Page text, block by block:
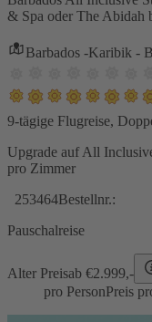
& Spa oder The Abidah
Barbados -Karibik -
9-tägige Flugreise,
Upgrade auf All
pro Zimmer
253464Bestellnr.:
Pauschalreise
Alter Preisab €2.999,-
pro PersonPreis